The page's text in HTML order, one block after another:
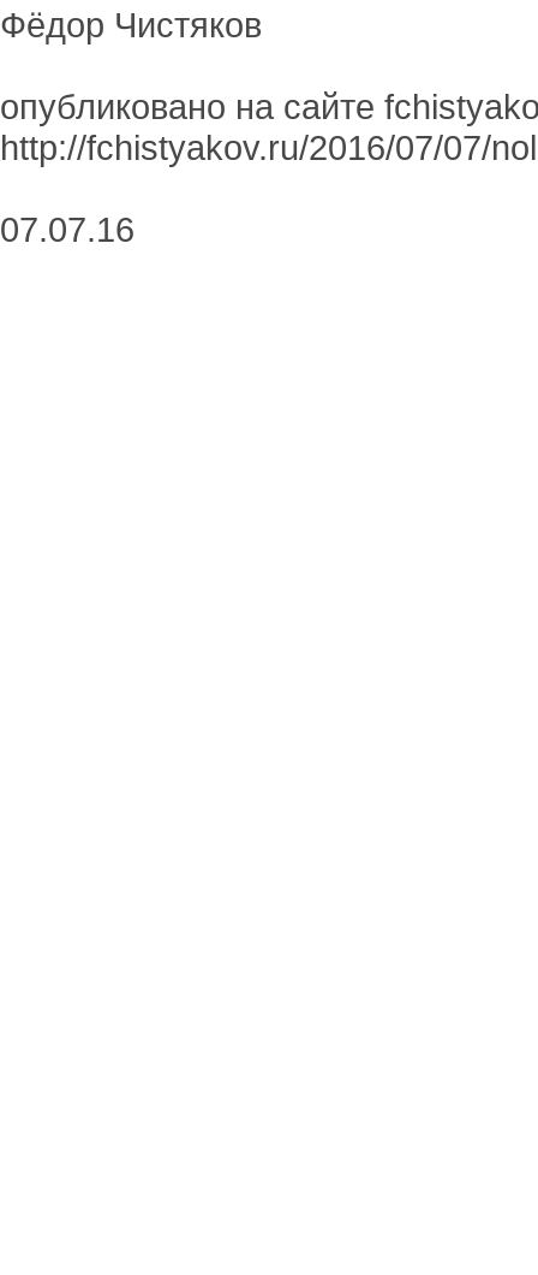
Фёдор Чистяков
опубликовано на сайте
http://fchistyakov.ru/2016/07/07/
07.07.16